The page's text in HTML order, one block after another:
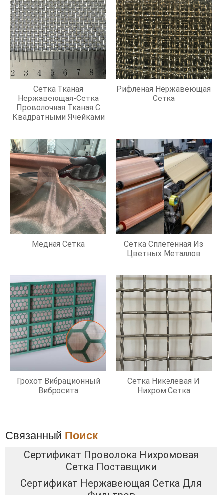
Сетка Тканая
Нержавеющая-Сетка
Проволочная Тканая С
Квадратными Ячейками
Рифленая Нержавеющая
Сетка
Медная Сетка
Сетка Сплетенная Из
Цветных Металлов
Грохот Вибрационный
Вибросита
Сетка Никелевая И
Нихром Сетка
Связанный Поиск
Сертификат Проволока Нихромовая
Сетка Поставщики
Сертификат Нержавеющая Сетка Для